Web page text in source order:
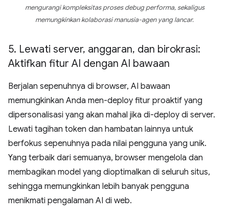
mengurangi kompleksitas proses debug performa, sekaligus
memungkinkan kolaborasi manusia-agen yang lancar.
5. Lewati server, anggaran, dan birokrasi:
Aktifkan fitur AI dengan AI bawaan
Berjalan sepenuhnya di browser, AI bawaan
memungkinkan Anda men-deploy fitur proaktif yang
dipersonalisasi yang akan mahal jika di-deploy di server.
Lewati tagihan token dan hambatan lainnya untuk
berfokus sepenuhnya pada nilai pengguna yang unik.
Yang terbaik dari semuanya, browser mengelola dan
membagikan model yang dioptimalkan di seluruh situs,
sehingga memungkinkan lebih banyak pengguna
menikmati pengalaman AI di web.